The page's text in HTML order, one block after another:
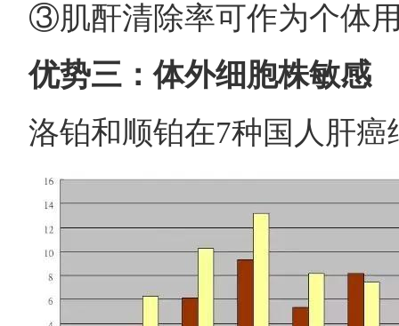
③肌酐清除率可作为个体
优势三：体外细胞株敏感
洛铂和顺铂在7种国人肝